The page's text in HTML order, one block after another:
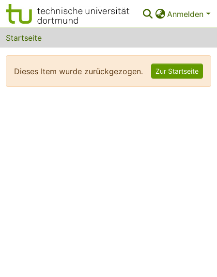
Anmelden
Bereiche & Sammlungen
Das gesamte Repositorium
FAQ
Startseite
Dieses Item wurde zurückgezogen. Zur Startseite